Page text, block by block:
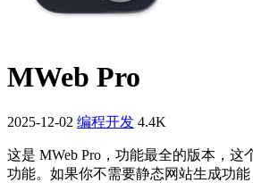
MWeb Pro
2025-12-02 编程开发 4.4K
这是 MWeb Pro，功能最全的版本，这
功能。如果你不需要静态网站生成功